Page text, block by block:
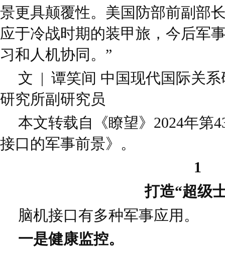
景更具颠覆性。美国防部前副部
应于冷战时期的装甲旅，今后军
习和人机协同。”
文 | 谭笑间 中国现代国际关
研究所副研究员
本文转载自《瞭望》2024年第
接口的军事前景》。
1
打造“超级
脑机接口有多种军事应用。
一是健康监控。